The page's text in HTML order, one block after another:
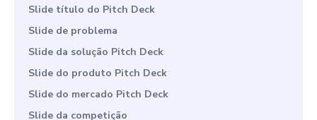
Slide título do Pitch Deck
Slide de problema
Slide da solução Pitch Deck
Slide do produto Pitch Deck
Slide do mercado Pitch Deck
Slide da competição